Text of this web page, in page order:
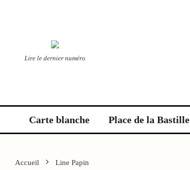
Lire le dernier numéro
Carte blanche Place de la Bastille
Accueil Line Papin